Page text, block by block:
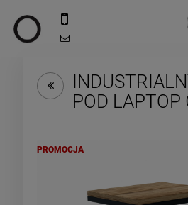
POD LAPTOP
PROMOCJA